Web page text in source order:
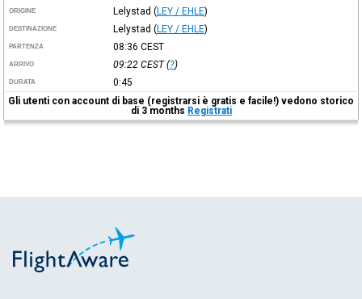
ORIGINE Lelystad (LEY / EHLE)
DESTINAZIONE Lelystad (LEY / EHLE)
PARTENZA 08:36 CEST
ARRIVO 09:22 CEST(?)
DURATA
0:45
Gli utenti con account di base (registrarsi è gratis e facile!) vedono storico
di 3 months Registrati